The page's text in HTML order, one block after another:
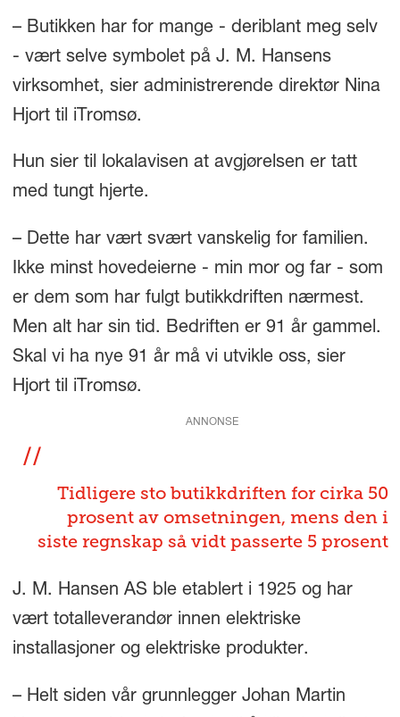
– Butikken har for mange - deriblant meg selv
- vært selve symbolet på J. M. Hansens
virksomhet, sier administrerende direktør Nina
Hjort til iTromsø.
Hun sier til lokalavisen at avgjørelsen er tatt
med tungt hjerte.
– Dette har vært svært vanskelig for familien.
Ikke minst hovedeierne - min mor og far - som
er dem som har fulgt butikkdriften nærmest.
Men alt har sin tid. Bedriften er 91 år gammel.
Skal vi ha nye 91 år må vi utvikle oss, sier
Hjort til iTromsø.
ANNONSE
Tidligere sto butikkdriften for cirka 50
prosent av omsetningen, mens den i
siste regnskap så vidt passerte 5 prosent
J. M. Hansen AS ble etablert i 1925 og har
vært totalleverandør innen elektriske
installasjoner og elektriske produkter.
– Helt siden vår grunnlegger Johan Martin